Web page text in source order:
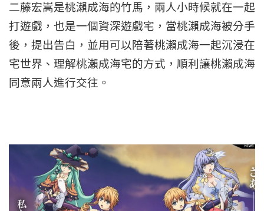
二藤宏嵩是桃瀨成海的竹馬，兩人小時候就在一起
打遊戲，也是一個資深遊戲宅，當桃瀨成海被分手
後，提出告白，並用可以陪著桃瀨成海一起沉浸在
宅世界、理解桃瀨成海宅的方式，順利讓桃瀨成海
同意兩人進行交往。